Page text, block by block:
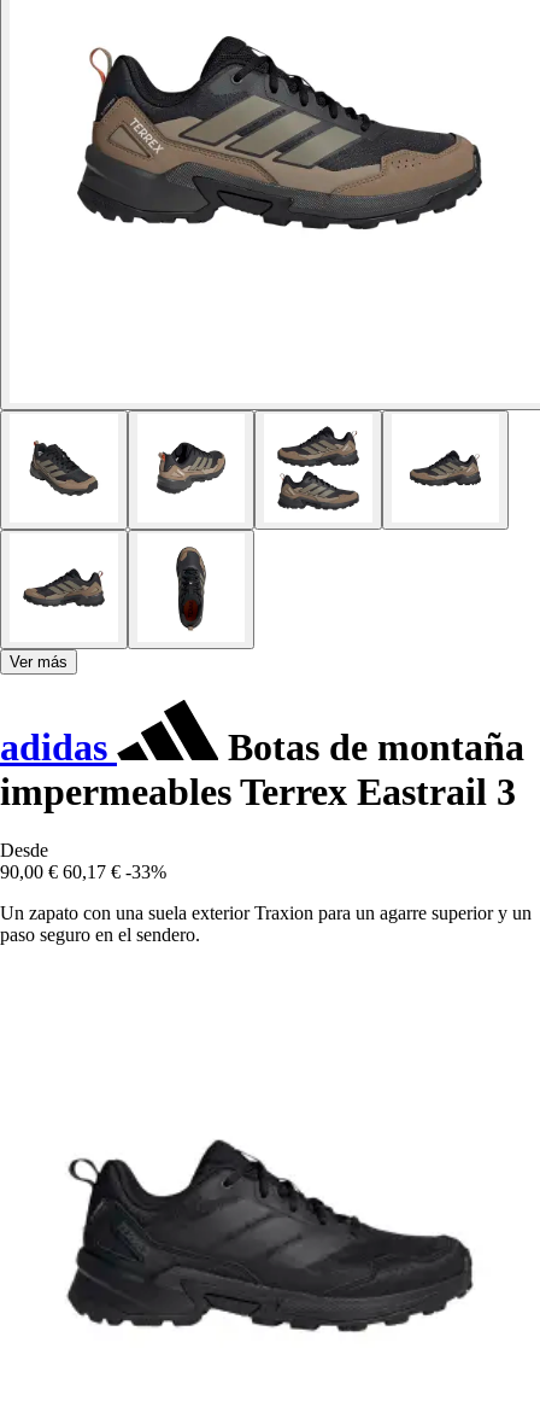
Ver más
adidas
Botas de montaña
impermeables Terrex Eastrail 3
Desde
90,00 € 60,17 € -33%
Un zapato con una suela exterior Traxion para un agarre superior y un
paso seguro en el sendero.